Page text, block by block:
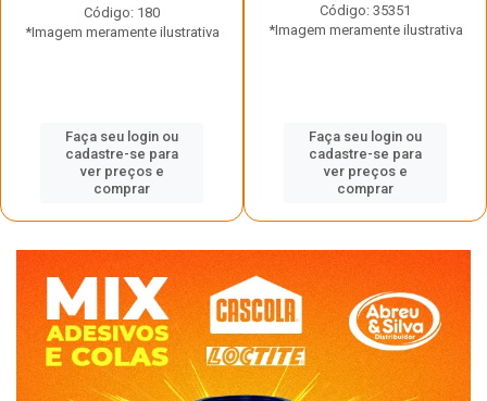
Código: 180
*Imagem meramente ilustrativa
Faça seu login ou
cadastre-se para
ver preços e
comprar
Código: 35351
*Imagem meramente ilustrativa
Faça seu login ou
cadastre-se para
ver preços e
comprar